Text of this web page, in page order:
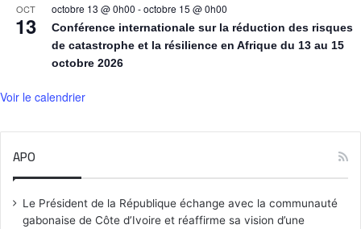
OCT
13
octobre 13 @ 0h00 -octobre 15 @ 0h00
Conférence internationale sur la réduction des risques
de catastrophe et la résilience en Afrique du 13 au 15
octobre 2026
Voir le calendrier
APO
Le Président de la République échange avec la communauté
gabonaise de Côte d’Ivoire et réaffirme sa vision d’une